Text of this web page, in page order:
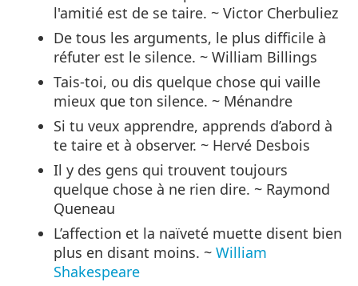
l'amitié est de se taire. ~ Victor Cherbuliez
De tous les arguments, le plus difficile à
réfuter est le silence. ~ William Billings
Tais-toi, ou dis quelque chose qui vaille
mieux que ton silence. ~ Ménandre
Si tu veux apprendre, apprends d’abord à
te taire et à observer. ~ Hervé Desbois
Il y des gens qui trouvent toujours
quelque chose à ne rien dire. ~ Raymond
Queneau
L’affection et la naïveté muette disent bien
plus en disant moins. ~William
Shakespeare